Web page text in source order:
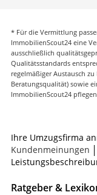
* Für die Vermittlung
ImmobilienScout24 eine
ausschließlich
Qualitätsstandards
regelmäßiger Austausch
Beratungsqualität) sowie
ImmobilienScout24
Ihre Umzugsfirma
Kundenmeinungen
Ratgeber &